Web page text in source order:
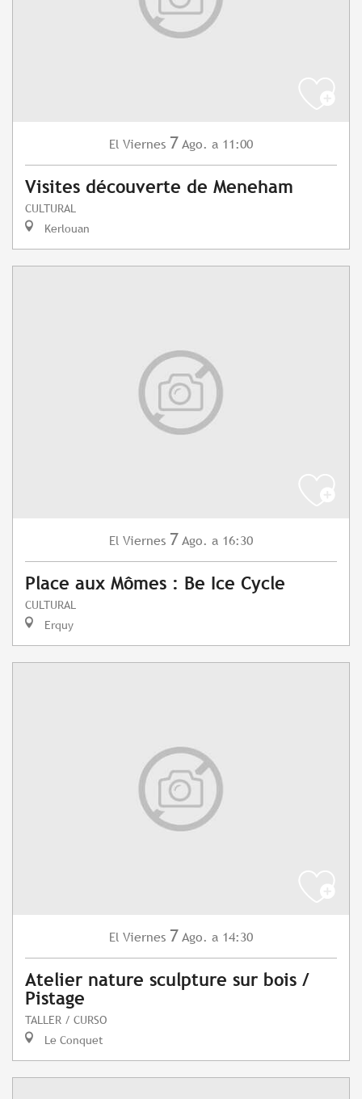
El Viernes 7 Ago. a 11:00
Visites découverte de Meneham
CULTURAL
Kerlouan
El Viernes 7 Ago. a 16:30
Place aux Mômes : Be Ice Cycle
CULTURAL
Erquy
El Viernes 7 Ago. a 14:30
Atelier nature sculpture sur bois /
Pistage
TALLER / CURSO
Le Conquet